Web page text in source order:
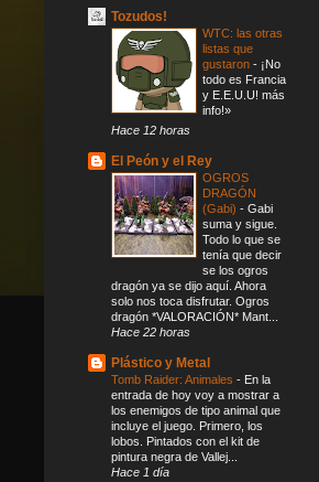
Tozudos!
WTC: las otras
listas que
gustaron - ¡No
todo es Francia
y E.E.U.U! más
info!»
Hace 12 horas
El Peón y el Rey
OGROS
DRAGÓN
(Gabi) - Gabi
suma y sigue.
Todo lo que se
tenía que decir
se los ogros
dragón ya se dijo aquí. Ahora
solo nos toca disfrutar. Ogros
dragón *VALORACIÓN* Mant...
Hace 22 horas
Plástico y Metal
Tomb Raider: Animales - En la
entrada de hoy voy a mostrar a
los enemigos de tipo animal que
incluye el juego. Primero, los
lobos. Pintados con el kit de
pintura negra de Vallej...
Hace 1 día